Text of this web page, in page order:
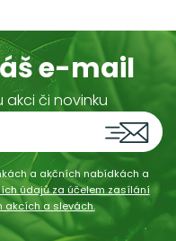
e-mail
či novinku
a akčních nabídkách a
údajů za účelem zasílání
akcích a slevách.